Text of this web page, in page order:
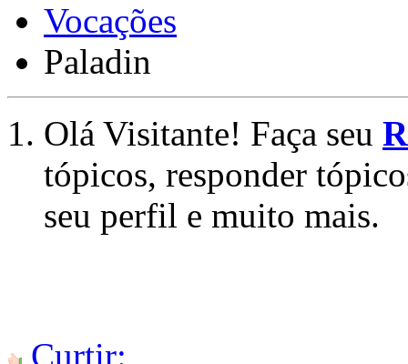
Vocações
Paladin
Olá Visitante! Faça seu
tópicos, responder
seu perfil e muito mais.
Curtir: